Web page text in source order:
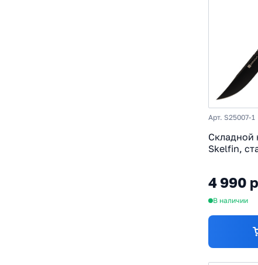
Арт. S25007-1
Складной
Skelfin,
4 990
В наличии